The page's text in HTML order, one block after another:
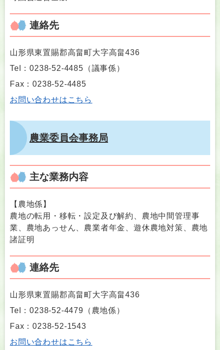
連絡先
山形県東置賜郡高畠町大字高畠436
Tel：0238-52-4485 （議事係）
Fax：0238-52-4485
お問い合わせはこちら
農業委員会事務局
主な業務内容
【農地係】
農地の転用・移転・設定及び解約、農地中間管理事
業、農地あっせん、農業者年金、遊休農地対策、農地
諸証明
連絡先
山形県東置賜郡高畠町大字高畠436
Tel：0238-52-4479 （ 農地係）
Fax：0238-52-1543
お問い合わせはこちら